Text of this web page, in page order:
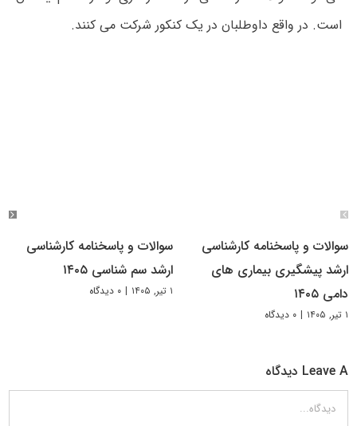
است. در واقع داوطلبان در یک کنکور شرکت می کنند.
سوالات و پاسخنامه کارشناسی
ارشد پیشگیری بیماری های
دامی ۱۴۰۵
۱ تیر, ۱۴۰۵ | ۰ دیدگاه
سوالات و پاسخنامه کارشناسی
ارشد سم شناسی ۱۴۰۵
۱ تیر, ۱۴۰۵ | ۰ دیدگاه
Leave A دیدگاه
دیدگاه